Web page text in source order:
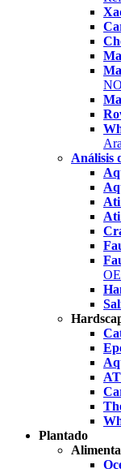
Análisis
Ati
Ati
Plantado